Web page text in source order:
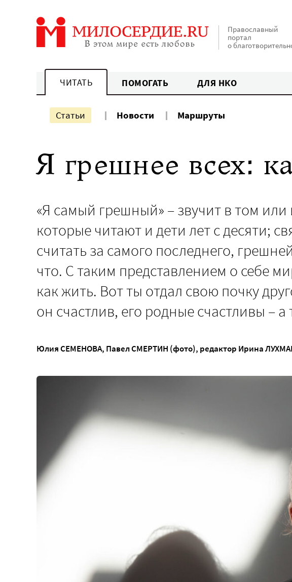
Православный
портал
о
ЧИТАТЬ ПОМОГАТЬ ДЛЯ НКО
Статьи Новости Маршруты
Я грешнее всех:
«Я самый грешный» – звучит в том
которые читают и дети лет с десяти;
считать за самого последнего,
что. С таким представлением о себе
как жить. Вот ты отдал свою почку
он счастлив, его родные счастливы –
Юлия СЕМЕНОВА, Павел СМЕРТИН (фото), редактор Ирина